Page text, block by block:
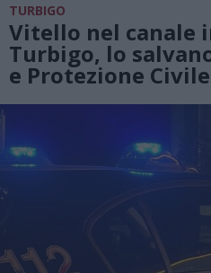
TURBIGO
Vitello nel canale
Turbigo, lo
e Protezione Civile